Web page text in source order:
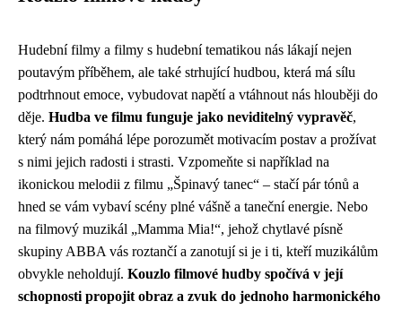
Hudební filmy a filmy s hudební tematikou nás lákají nejen
poutavým příběhem, ale také strhující hudbou, která má sílu
podtrhnout emoce, vybudovat napětí a vtáhnout nás hlouběji do
děje. Hudba ve filmu funguje jako neviditelný vypravěč,
který nám pomáhá lépe porozumět motivacím postav a prožívat
s nimi jejich radosti i strasti. Vzpomeňte si například na
ikonickou melodii z filmu „Špinavý tanec“ – stačí pár tónů a
hned se vám vybaví scény plné vášně a taneční energie. Nebo
na filmový muzikál „Mamma Mia!“, jehož chytlavé písně
skupiny ABBA vás roztančí a zanotují si je i ti, kteří muzikálům
obvykle neholdují. Kouzlo filmové hudby spočívá v její
schopnosti propojit obraz a zvuk do jednoho harmonického